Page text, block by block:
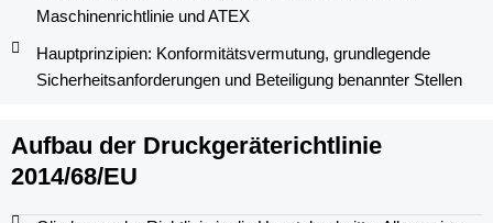
Maschinenrichtlinie und ATEX
Hauptprinzipien: Konformitätsvermutung, grundlegende
Sicherheitsanforderungen und Beteiligung benannter Stellen
Aufbau der Druckgeräterichtlinie
2014/68/EU